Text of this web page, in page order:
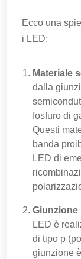
Ecco una
i LED:
Materiale
dalla
fosfuro di
Questi
banda
LED di
Giunzione
LED è
di tipo p
giunzione